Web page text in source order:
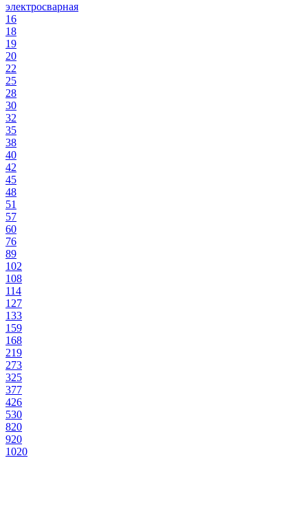
электросварная
16
18
19
20
22
25
28
30
32
35
38
40
42
45
48
51
57
60
76
89
102
108
114
127
133
159
168
219
273
325
377
426
530
820
920
1020